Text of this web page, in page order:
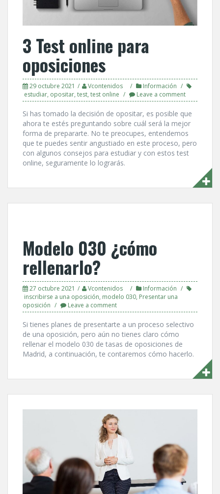
3 Test online para
oposiciones
29 octubre 2021 Vcontenidos
Información
estudiar, opositar, test, test online Leave a comment
Si has tomado la decisión de opositar, es posible que
ahora te estés preguntando sobre cuál será la mejor
forma de prepararte. No te preocupes, entendemos
que te puedes sentir angustiado en este proceso, pero
con algunos consejos para estudiar y con estos test
online, seguramente lo lograrás.
Modelo 030 ¿cómo
rellenarlo?
27 octubre 2021 Vcontenidos
Información
inscribirse a una oposición, modelo 030, Presentar una
oposición
Leave a comment
Si tienes planes de presentarte a un proceso selectivo
de una oposición, pero aún no tienes claro cómo
rellenar el modelo 030 de tasas de oposiciones de
Madrid, a continuación, te contaremos cómo hacerlo.